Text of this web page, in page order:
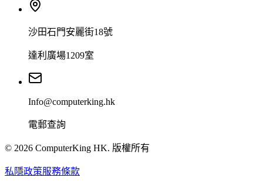
沙田石門安麗街18號
達利廣場1209室
Info@computerking.hk
電郵查詢
© 2026 ComputerKing HK. 版權所有
私隱政策服務條款